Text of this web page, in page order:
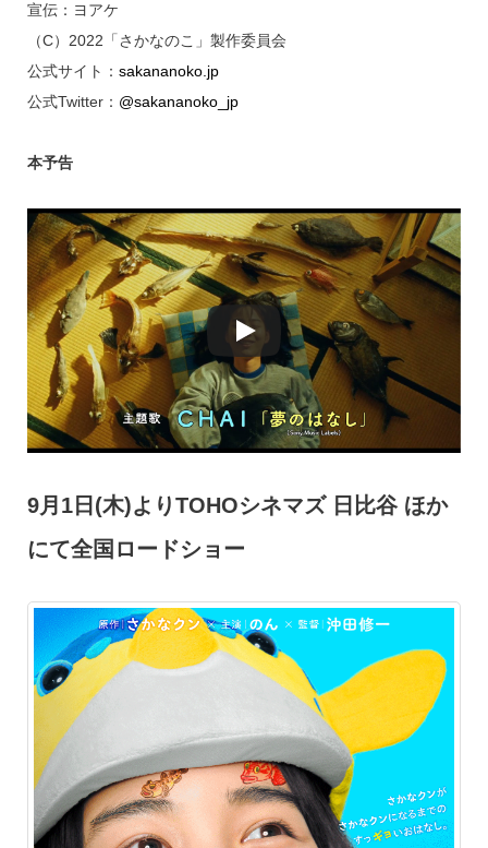
宣伝：ヨアケ
（C）2022「さかなのこ」製作委員会
公式サイト： sakananoko.jp
公式Twitter： @sakananoko_jp
本予告
9月1日(木)よりTOHOシネマズ 日比谷 ほか
にて全国ロードショー